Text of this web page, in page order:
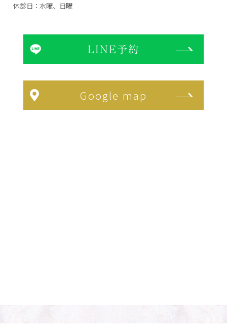
休診日：水曜、日曜
LINE予約
Google map